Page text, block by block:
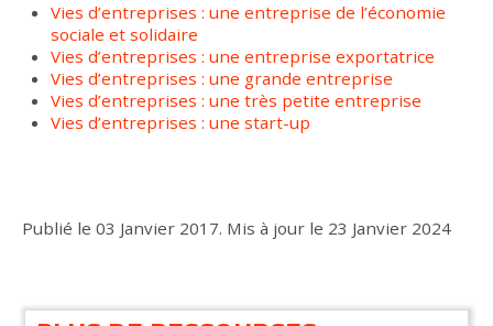
Vies d’entreprises : une entreprise de l’économie
sociale et solidaire
Vies d’entreprises : une entreprise exportatrice
Vies d’entreprises : une grande entreprise
Vies d’entreprises : une très petite entreprise
Vies d’entreprises : une start-up
Publié le 03 Janvier 2017. Mis à jour le 23 Janvier 2024